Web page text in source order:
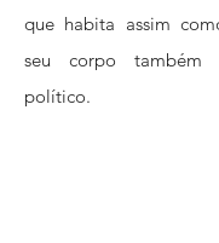
que habita assim
seu corpo
político.